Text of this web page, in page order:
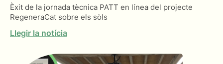
Èxit de la jornada tècnica PATT en línea del projecte
RegeneraCat sobre els sòls
Llegir la notícia